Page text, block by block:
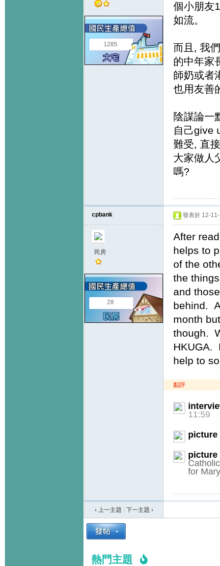
1285
個小朋友
如流。
而且, 我
的中年家
師奶或者
也用友善
陰謀論一
自己give
難受, 直
大家做人
嗎?
cpbank
民房
28
發表於 12-
After
helps to
of the
the
and
behind.
month
though.
HKUGA.
help to
點評
11:59
picture
picture
for
‹ 上一主題 下一主題 ›
熱門主題